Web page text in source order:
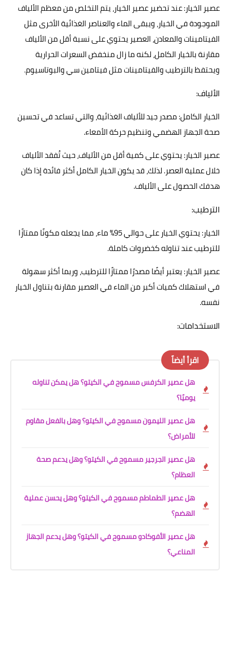
عصير الخيار: عند تحضير عصير الخيار، يتم التخلص من معظم الألياف
الموجودة في الخيار، ويبقى الماء والعناصر الغذائية الأخرى مثل
الفيتامينات والمعادن، العصير يحتوي على نسبة أقل من الألياف
مقارنة بالخيار الكامل، لكنه ما زال منخفض السعرات الحرارية
ويحتفظ بالترطيب والفيتامينات مثل فيتامين سي والبوتاسيوم.
الألياف:
الخيار الكامل: مصدر جيد للألياف الغذائية، والتي تساعد في تحسين
صحة الجهاز الهضمي وتنظيم حركة الأمعاء.
عصير الخيار: يحتوي على كمية أقل من الألياف، حيث تُفقد الألياف
خلال عملية العصر. لذلك، قد يكون الخيار الكامل أكثر فائدة إذا كان
هدفك الحصول على الألياف.
الترطيب:
الخيار: يحتوي الخيار على حوالي 95% ماء، مما يجعله مكونًا ممتازًا
للترطيب عند تناوله كخضروات كاملة.
عصير الخيار: يعتبر أيضًا مصدرًا ممتازًا للترطيب، وربما أكثر سهولة
في استهلاك كميات أكبر من الماء في العصير مقارنة بتناول الخيار
نفسه.
الاستخدامات:
اقرأ أيضاً
هل عصير الكرفس مسموح في الكيتو؟ هل يمكن تناوله
يوميًا؟
هل عصير الليمون مسموح في الكيتو؟ وهل بالفعل مقاوم
للأمراض؟
هل عصير الجرجير مسموح في الكيتو؟ وهل يدعم صحة
العظام؟
هل عصير الطماطم مسموح في الكيتو؟ وهل يحسن عملية
الهضم؟
هل عصير الأفوكادو مسموح في الكيتو؟ وهل يدعم الجهاز
المناعي؟